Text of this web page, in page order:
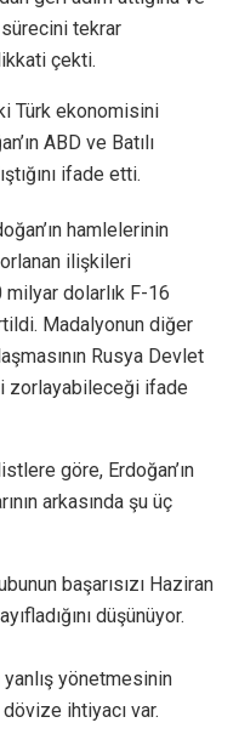
sürecini tekrar
çekti.
Türk ekonomisini
ABD ve Batılı
ifade etti.
hamlelerinin
ilişkileri
dolarlık F-16
Madalyonun diğer
Rusya Devlet
zorlayabileceği ifade
göre, Erdoğan’ın
arkasında şu üç
başarısızı Haziran
düşünüyor.
yönetmesinin
ihtiyacı var.